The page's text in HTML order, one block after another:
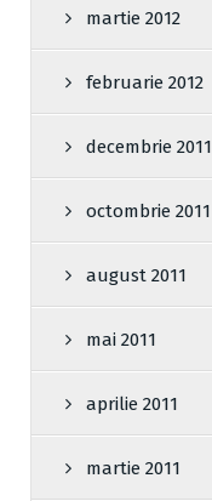
martie 2012
februarie 2012
decembrie 2011
octombrie 2011
august 2011
mai 2011
aprilie 2011
martie 2011